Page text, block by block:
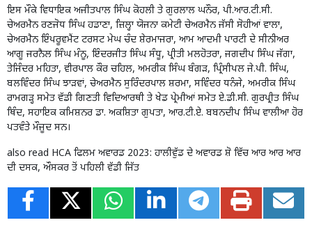
ਇਸ ਮੌਕੇ ਵਿਧਾਇਕ ਅਜੀਤਪਾਲ ਸਿੰਘ ਕੋਹਲੀ ਤੇ ਗੁਰਲਾਲ ਘਨੌਰ, ਪੀ.ਆਰ.ਟੀ.ਸੀ.
ਚੇਅਰਮੈਨ ਰਣਜੋਧ ਸਿੰਘ ਹਡਾਣਾ, ਜ਼ਿਲ੍ਹਾ ਯੋਜਨਾ ਕਮੇਟੀ ਚੇਅਰਮੈਨ ਜੱਸੀ ਸੋਹੀਆਂ ਵਾਲਾ,
ਚੇਅਰਮੈਨ ਇੰਪਰੂਵਮੈਂਟ ਟਰਸਟ ਮੇਘ ਚੰਦ ਸ਼ੇਰਮਾਜਰਾ, ਆਮ ਆਦਮੀ ਪਾਰਟੀ ਦੇ ਸੀਨੀਅਰ
ਆਗੂ ਜਰਨੈਲ ਸਿੰਘ ਮੰਨੂ, ਇੰਦਰਜੀਤ ਸਿੰਘ ਸੰਧੂ, ਪ੍ਰੀਤੀ ਮਲਹੋਤਰਾ, ਜਗਦੀਪ ਸਿੰਘ ਜੱਗਾ,
ਤੇਜਿੰਦਰ ਮਹਿਤਾ, ਵੀਰਪਾਲ ਕੌਰ ਚਹਿਲ, ਅਮਰੀਕ ਸਿੰਘ ਬੰਗੜ, ਪ੍ਰਿੰਸੀਪਲ ਜੇ.ਪੀ. ਸਿੰਘ,
ਬਲਵਿੰਦਰ ਸਿੰਘ ਝਾੜਵਾਂ, ਚੇਅਰਮੈਨ ਸੁਰਿੰਦਰਪਾਲ ਸ਼ਰਮਾ, ਸਵਿੰਦਰ ਧਨੰਜੇ, ਅਮਰੀਕ ਸਿੰਘ
ਰਾਮਗੜ੍ਹ ਸਮੇਤ ਵੱਡੀ ਗਿਣਤੀ ਵਿਦਿਆਰਥੀ ਤੇ ਖੇਡ ਪ੍ਰੇਮੀਆਂ ਸਮੇਤ ਏ.ਡੀ.ਸੀ. ਗੁਰਪ੍ਰੀਤ ਸਿੰਘ
ਥਿੰਦ, ਸਹਾਇਕ ਕਮਿਸ਼ਨਰ ਡਾ. ਅਕਸ਼ਿਤਾ ਗੁਪਤਾ, ਆਰ.ਟੀ.ਏ. ਬਬਨਦੀਪ ਸਿੰਘ ਵਾਲੀਆ ਹੋਰ
ਪਤਵੰਤੇ ਮੌਜੂਦ ਸਨ।
also read HCA ਫਿਲਮ ਅਵਾਰਡ 2023: ਹਾਲੀਵੁੱਡ ਦੇ ਅਵਾਰਡ ਸ਼ੋ ਵਿੱਚ ਆਰ ਆਰ ਆਰ
ਦੀ ਦਸਕ, ਔਸਕਰ ਤੋਂ ਪਹਿਲੀ ਵੱਡੀ ਜਿੱਤ